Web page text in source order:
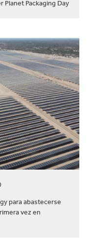
Planet Packaging Day
para abastecerse
vez en